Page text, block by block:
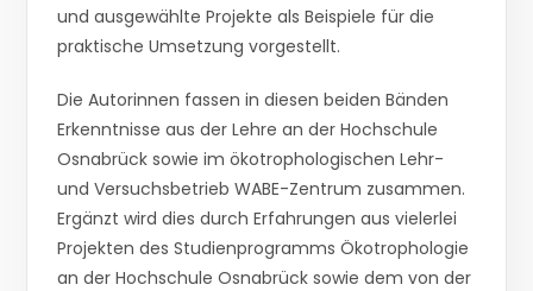
und ausgewählte Projekte als Beispiele für die
praktische Umsetzung vorgestellt.
Die Autorinnen fassen in diesen beiden Bänden
Erkenntnisse aus der Lehre an der Hochschule
Osnabrück sowie im ökotrophologischen Lehr-
und Versuchsbetrieb WABE-Zentrum zusammen.
Ergänzt wird dies durch Erfahrungen aus vielerlei
Projekten des Studienprogramms Ökotrophologie
an der Hochschule Osnabrück sowie dem von der